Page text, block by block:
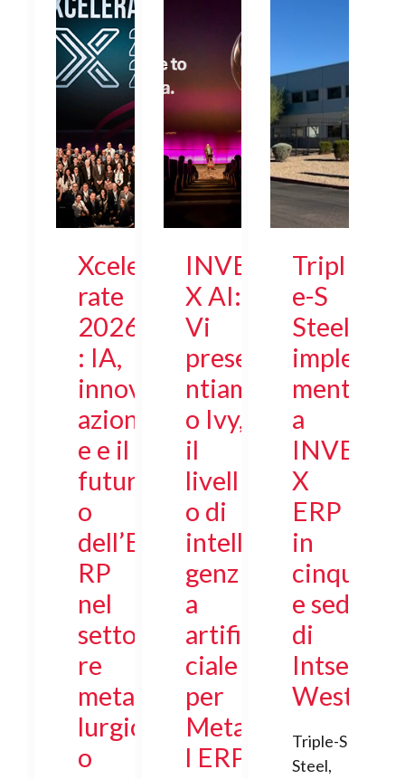
Xcele
rate
2026
: IA,
innov
azion
e e il
futur
o
dell’E
RP
nel
setto
re
metal
lurgic
o
INVE
X AI:
Vi
prese
ntiam
o Ivy,
il
livell
o di
intelli
genz
a
artifi
ciale
per
Meta
l ERP
Tripl
e-S
Steel
imple
ment
a
INVE
X
ERP
in
cinqu
e sedi
di
Intsel
West
Triple-S
Steel,